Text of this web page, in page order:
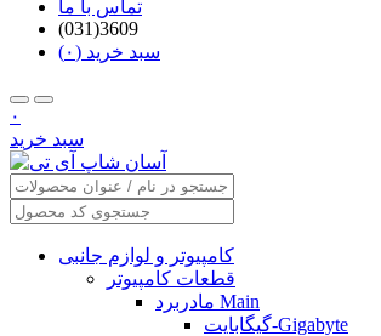
تماس با ما
(031)3609
سبد خرید (۰)
۰
سبد خرید
کامپیوتر و لوازم جانبی
قطعات کامپیوتر
مادربرد Main
گیگابایت-Gigabyte